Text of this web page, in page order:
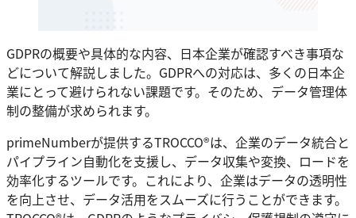
GDPRの概要や具体的な内容、日本企業が確認すべき事項な
どについて解説しました。GDPRへの対応は、多くの日本企
業にとって避けられない課題です。そのため、データ管理体
制の整備が求められます。
primeNumberが提供するTROCCO®は、企業のデータ統合と
パイプライン自動化を支援し、データ収集や変換、ロードを
効率化するツールです。これにより、企業はデータの透明性
を向上させ、データ活用をスムーズに行うことができます。